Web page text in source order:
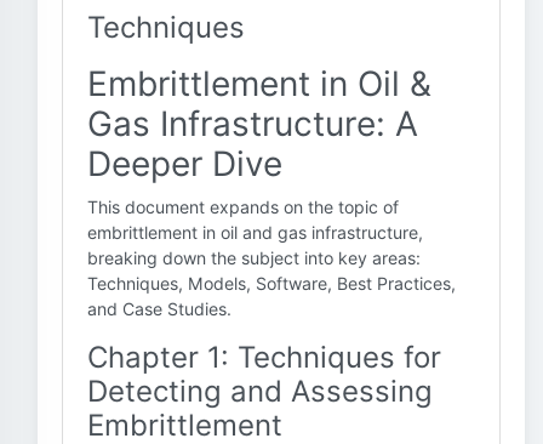
Techniques
Embrittlement in Oil &
Gas Infrastructure: A
Deeper Dive
This document expands on the topic of
embrittlement in oil and gas infrastructure,
breaking down the subject into key areas:
Techniques, Models, Software, Best Practices,
and Case Studies.
Chapter 1: Techniques for
Detecting and Assessing
Embrittlement